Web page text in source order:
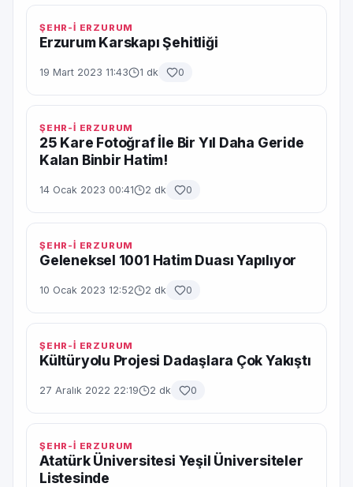
ŞEHR-İ ERZURUM
Erzurum Karskapı Şehitliği
19 Mart 2023 11:43 1 dk 0
ŞEHR-İ ERZURUM
25 Kare Fotoğraf İle Bir Yıl Daha Geride
Kalan Binbir Hatim!
14 Ocak 2023 00:41 2 dk 0
ŞEHR-İ ERZURUM
Geleneksel 1001 Hatim Duası Yapılıyor
10 Ocak 2023 12:52 2 dk 0
ŞEHR-İ ERZURUM
Kültüryolu Projesi Dadaşlara Çok Yakıştı
27 Aralık 2022 22:19 2 dk 0
ŞEHR-İ ERZURUM
Atatürk Üniversitesi Yeşil Üniversiteler
Listesinde